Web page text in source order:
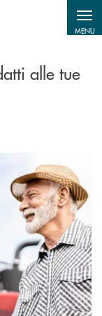
MENU
alle tue